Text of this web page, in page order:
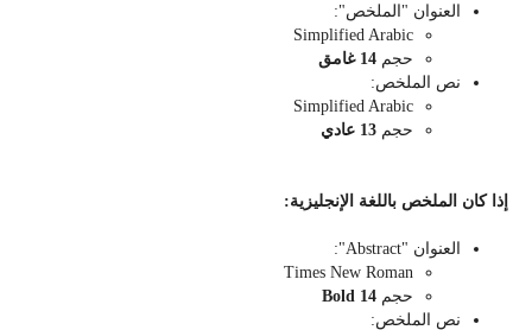
العنوان "الملخص":
Simplified Arabic
حجم 14 غامق
نص الملخص:
Simplified Arabic
حجم 13 عادي
إذا كان الملخص باللغة الإنجليزية:
العنوان "Abstract":
Times New Roman
حجم 14 Bold
نص الملخص: